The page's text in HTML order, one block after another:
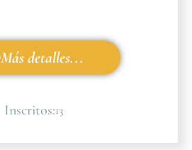
Más detalles...
Inscritos:13